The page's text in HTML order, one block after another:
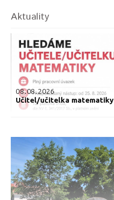
Aktuality
08.08.2026
Učitel/učitelka matematiky